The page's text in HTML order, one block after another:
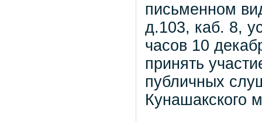
письменном
д.103, каб. 8,
часов 10
принять
публичных
Кунашакского